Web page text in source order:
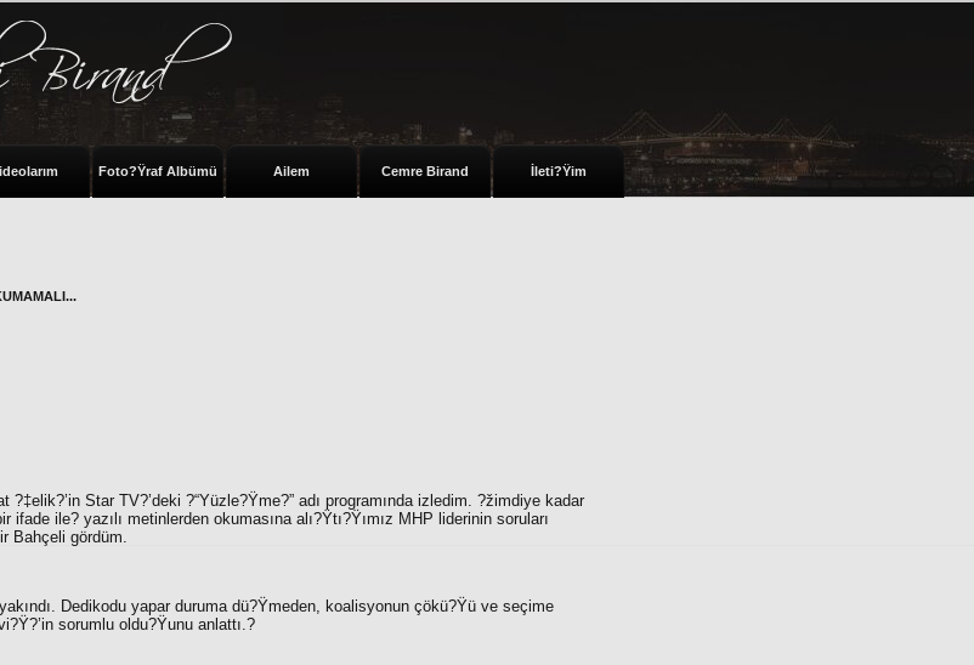
Foto?Ÿraf Albümü Ailem Cemre Birand İleti?Ÿim
?‡elik?’in Star TV?’deki ?“Yüzle?Ÿme?” adı programında izledim. ?žimdiye kadar
ifade ile? yazılı metinlerden okumasına alı?Ÿtı?Ÿımız MHP liderinin soruları
Bahçeli gördüm.
Dedikodu yapar duruma dü?Ÿmeden, koalisyonun çökü?Ÿü ve seçime
sorumlu oldu?Ÿunu anlattı.?